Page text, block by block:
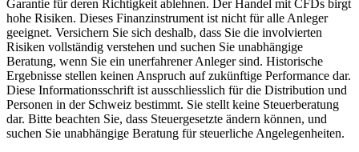
Garantie für deren Richtigkeit ablehnen. Der Handel mit CFDs birgt
hohe Risiken. Dieses Finanzinstrument ist nicht für alle Anleger
geeignet. Versichern Sie sich deshalb, dass Sie die involvierten
Risiken vollständig verstehen und suchen Sie unabhängige
Beratung, wenn Sie ein unerfahrener Anleger sind. Historische
Ergebnisse stellen keinen Anspruch auf zukünftige Performance dar.
Diese Informationsschrift ist ausschliesslich für die Distribution und
Personen in der Schweiz bestimmt. Sie stellt keine Steuerberatung
dar. Bitte beachten Sie, dass Steuergesetzte ändern können, und
suchen Sie unabhängige Beratung für steuerliche Angelegenheiten.